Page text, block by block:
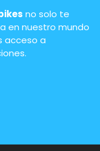
no solo te
en nuestro mundo
acceso a